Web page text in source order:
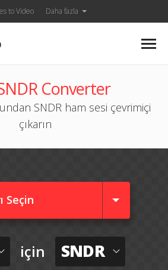
to Video Daha fazla
Converter
SNDR ham sesi çevrimiçi
çıkarın
Seçin
için SNDR